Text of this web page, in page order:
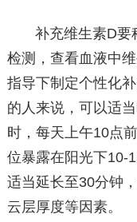
补充维生素D要
检测，查看血液中
指导下制定个性化
的人来说，可以适
时，每天上午10点
位暴露在阳光下10-
适当延长至30分钟
云层厚度等因素。